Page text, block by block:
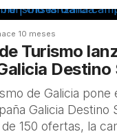
10 meses
Turismo
de Galicia pone
Galicia Destino
150 ofertas, la